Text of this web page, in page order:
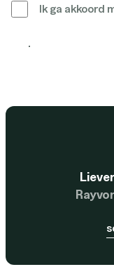
Ik ga akkoord
Solliciteer nu